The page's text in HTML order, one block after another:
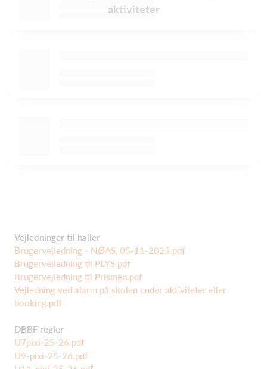
aktiviteter
Vejledninger til haller
Brugervejledning - NØAS, 05-11-2025.pdf
Brugervejledning til PLYS.pdf
Brugervejledning til Prismen.pdf
Vejledning ved alarm på skolen under aktiviteter eller
booking.pdf
DBBF regler
U7pixi-25-26.pdf
U9-pixi-25-26.pdf